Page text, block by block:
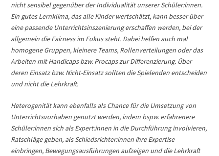
nicht sensibel gegenüber der Individualität unserer Schüler:innen.
Ein gutes Lernklima, das alle Kinder wertschätzt, kann besser über
eine passende Unterrichtsinszenierung erschaffen werden, bei der
allgemein die Fairness im Fokus steht. Dabei helfen auch mal
homogene Gruppen, kleinere Teams, Rollenverteilungen oder das
Arbeiten mit Handicaps bzw. Procaps zur Differenzierung. Über
deren Einsatz bzw. Nicht-Einsatz sollten die Spielenden entscheiden
und nicht die Lehrkraft.
Heterogenität kann ebenfalls als Chance für die Umsetzung von
Unterrichtsvorhaben genutzt werden, indem bspw. erfahrenere
Schüler:innen sich als Expert:innen in die Durchführung involvieren,
Ratschläge geben, als Schiedsrichter:innen ihre Expertise
einbringen, Bewegungsausführungen aufzeigen und die Lehrkraft